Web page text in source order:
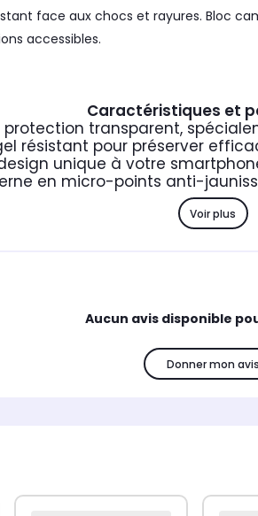
face aux chocs et rayures. Bloc
accessibles.
Caractéristiques et
transparent,
résistant pour préserver
unique à votre
en micro-points anti-
Voir plus
Aucun avis disponible
Donner mon avis